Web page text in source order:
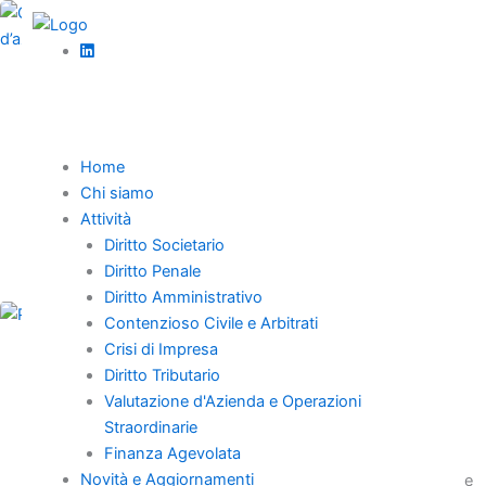
Vai
al
Home
Chi siamo
Attività
Diritto Societario
Diritto Penale
Diritto Amministrativo
Contenzioso Civile e Arbitrati
Crisi di Impresa
Diritto Tributario
Valutazione d'Azienda e Operazioni
Straordinarie
Finanza Agevolata
Novità e Aggiornamenti
L’affitto d’azienda nel concordato preventivo e nella
liquidazione giudiziale tutela creditori e occupazione, ma
richiede stime di congruità razionali e indipendenti.
Diritto tributario News
Principi dell’autotutela tributaria con la Sent.
Cass. SS.UU. n. 30051/2024
L’autotutela tributaria, espressione della potestà discrezionale